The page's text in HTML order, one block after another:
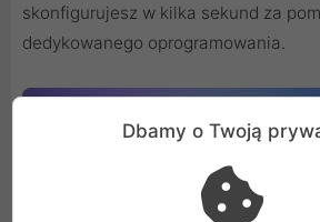
skonfigurujesz w kilka sekund za
dedykowanego oprogramowania.
Dbamy o Twoją